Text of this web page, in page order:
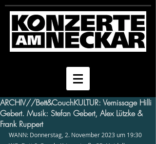
ARCHIV//Bett&CouchKULTUR: Vernissage Hilli
Gebert. Musik: Stefan Gebert, Alex Lützke &
Frank Ruppert
WANN: Donnerstag, 2. November 2023 um 19:30